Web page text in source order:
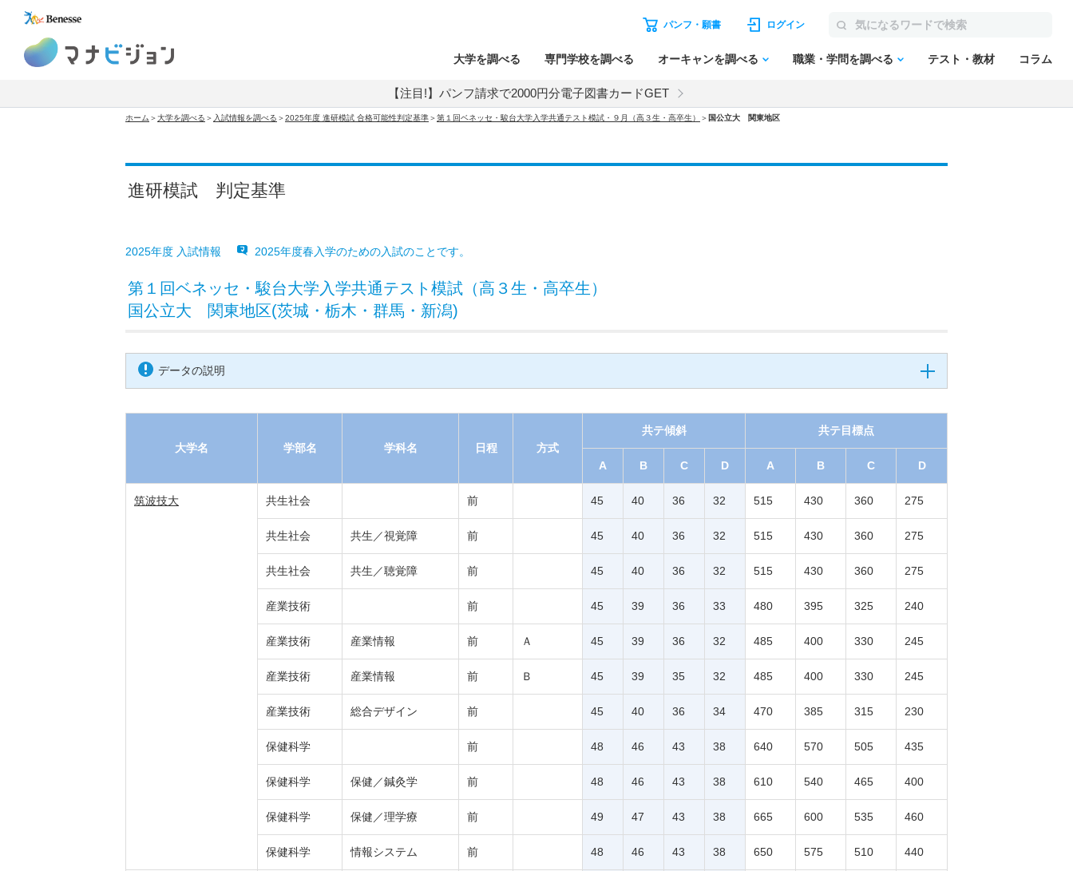
パンフ・願書 ログイン
大学を調べる 専門学校を調べる オーキャンを調べる 職業・学問を調べる テスト・教材 コラム
【注目!】パンフ請求で2000円分電子図書カードGET
ホーム ＞大学を調べる ＞ 入試情報を調べる ＞2025年度 進研模試 合格可能性判定基準＞第１回ベネッセ・駿台大学入学共通テスト模試・９月（高３生・高卒生） ＞ 国公立大 関東地区
進研模試 判定基準
2025年度 入試情報 2025年度春入学のための入試のことです。
第１回ベネッセ・駿台大学入学共通テスト模試（高３生・高卒生）
国公立大 関東地区(茨城・栃木・群馬・新潟)
データの説明
大学名 学部名 学科名 日程 方式
共テ傾斜 共テ目標点
A B C D A B C D
筑波技大 共生社会 前 45 40 36 32 515 430 360 275
共生社会 共生／視覚障 前 45 40 36 32 515 430 360 275
共生社会 共生／聴覚障 前 45 40 36 32 515 430 360 275
産業技術 前 45 39 36 33 480 395 325 240
産業技術 産業情報 前 Ａ 45 39 36 32 485 400 330 245
産業技術 産業情報 前 Ｂ 45 39 35 32 485 400 330 245
産業技術 総合デザイン 前 45 40 36 34 470 385 315 230
保健科学 前 48 46 43 38 640 570 505 435
保健科学 保健／鍼灸学 前 48 46 43 38 610 540 465 400
保健科学 保健／理学療 前 49 47 43 38 665 600 535 460
保健科学 情報システム 前 48 46 43 38 650 575 510 440